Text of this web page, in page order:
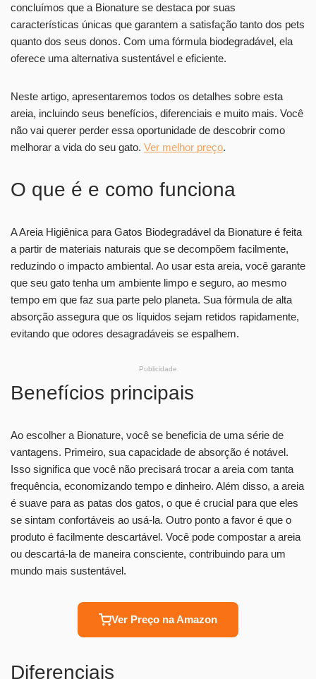
concluímos que a Bionature se destaca por suas
características únicas que garantem a satisfação tanto dos pets
quanto dos seus donos. Com uma fórmula biodegradável, ela
oferece uma alternativa sustentável e eficiente.
Neste artigo, apresentaremos todos os detalhes sobre esta
areia, incluindo seus benefícios, diferenciais e muito mais. Você
não vai querer perder essa oportunidade de descobrir como
melhorar a vida do seu gato. Ver melhor preço.
O que é e como funciona
A Areia Higiênica para Gatos Biodegradável da Bionature é feita
a partir de materiais naturais que se decompõem facilmente,
reduzindo o impacto ambiental. Ao usar esta areia, você garante
que seu gato tenha um ambiente limpo e seguro, ao mesmo
tempo em que faz sua parte pelo planeta. Sua fórmula de alta
absorção assegura que os líquidos sejam retidos rapidamente,
evitando que odores desagradáveis se espalhem.
Publicidade
Benefícios principais
Ao escolher a Bionature, você se beneficia de uma série de
vantagens. Primeiro, sua capacidade de absorção é notável.
Isso significa que você não precisará trocar a areia com tanta
frequência, economizando tempo e dinheiro. Além disso, a areia
é suave para as patas dos gatos, o que é crucial para que eles
se sintam confortáveis ao usá-la. Outro ponto a favor é que o
produto é facilmente descartável. Você pode compostar a areia
ou descartá-la de maneira consciente, contribuindo para um
mundo mais sustentável.
Ver Preço na Amazon
Diferenciais